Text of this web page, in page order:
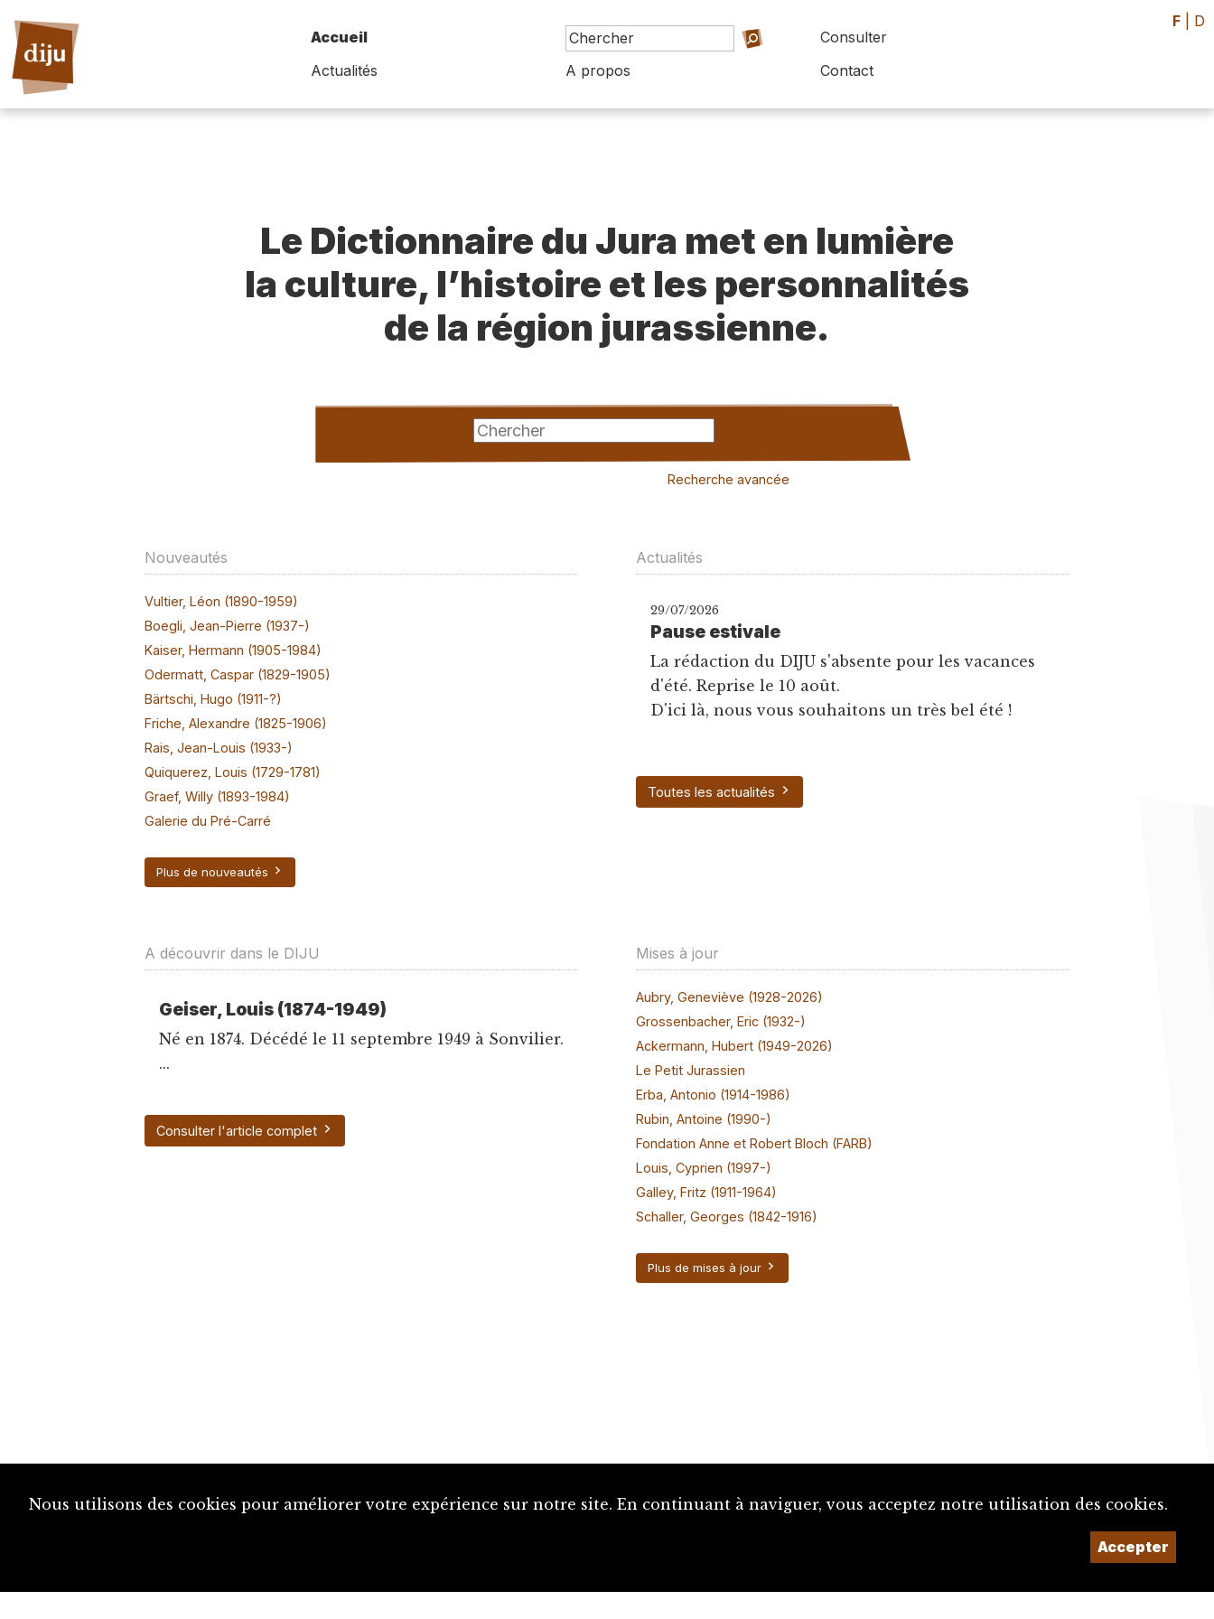
Accueil
Consulter
Actualités
A propos Contact
F D
Le Dictionnaire du Jura met en lumière
la culture, l’histoire et les personnalités
de la région jurassienne.
Recherche avancée
Nouveautés
Vultier, Léon (1890-1959)
Boegli, Jean-Pierre (1937-)
Kaiser, Hermann (1905-1984)
Odermatt, Caspar (1829-1905)
Bärtschi, Hugo (1911-?)
Friche, Alexandre (1825-1906)
Rais, Jean-Louis (1933-)
Quiquerez, Louis (1729-1781)
Graef, Willy (1893-1984)
Galerie du Pré-Carré
Plus de nouveautés
Actualités
29/07/2026
Pause estivale
La rédaction du DIJU s'absente pour les vacances
d'été. Reprise le 10 août.
D'ici là, nous vous souhaitons un très bel été !
Toutes les actualités
A découvrir dans le DIJU
Geiser, Louis (1874-1949)
Né en 1874. Décédé le 11 septembre 1949 à Sonvilier.
...
Consulter l'article complet
Mises à jour
Aubry, Geneviève (1928-2026)
Grossenbacher, Eric (1932-)
Ackermann, Hubert (1949-2026)
Le Petit Jurassien
Erba, Antonio (1914-1986)
Rubin, Antoine (1990-)
Fondation Anne et Robert Bloch (FARB)
Louis, Cyprien (1997-)
Galley, Fritz (1911-1964)
Schaller, Georges (1842-1916)
Plus de mises à jour
Un projet de la
Nous utilisons des cookies pour améliorer votre expérience sur notre site. En continuant à naviguer, vous acceptez notre utilisation des cookies.
Accepter